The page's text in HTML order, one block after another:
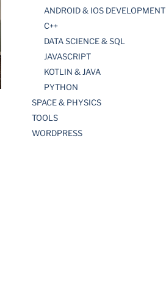
ANDROID & IOS DEVELOPMENT
C++
DATA SCIENCE & SQL
JAVASCRIPT
KOTLIN & JAVA
PYTHON
SPACE & PHYSICS
TOOLS
WORDPRESS